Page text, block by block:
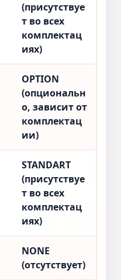
(присутствуе
т во всех
комплектац
иях)
OPTION
(опциональн
о, зависит от
комплектац
ии)
STANDART
(присутствуе
т во всех
комплектац
иях)
NONE
(отсутствует)